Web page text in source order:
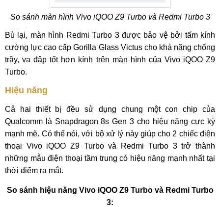
So sánh màn hình Vivo iQOO Z9 Turbo và Redmi Turbo 3
Bù lại, màn hình Redmi Turbo 3 được bảo vệ bởi tấm kính
cường lực cao cấp Gorilla Glass Victus cho khả năng chống
trầy, va đập tốt hơn kính trên màn hình của Vivo iQOO Z9
Turbo.
Hiệu năng
Cả hai thiết bị đều sử dụng chung một con chip của
Qualcomm là Snapdragon 8s Gen 3 cho hiệu năng cực kỳ
mạnh mẽ. Có thể nói, với bộ xử lý này giúp cho 2 chiếc điện
thoại Vivo iQOO Z9 Turbo và Redmi Turbo 3 trở thành
những mẫu điện thoại tầm trung có hiệu năng mạnh nhất tại
thời điểm ra mắt.
So sánh hiệu năng Vivo iQOO Z9 Turbo và Redmi Turbo
3: